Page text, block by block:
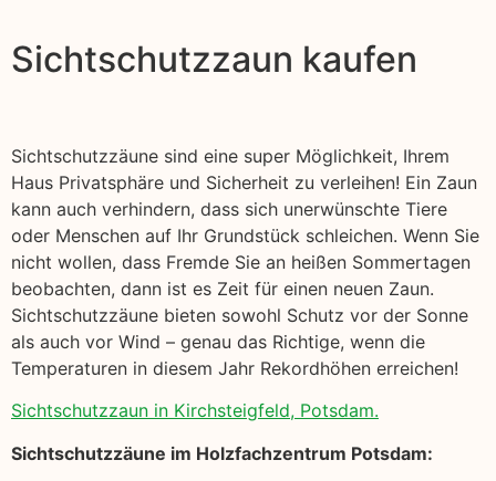
Sichtschutzzaun kaufen
Sichtschutzzäune sind eine super Möglichkeit, Ihrem
Haus Privatsphäre und Sicherheit zu verleihen! Ein Zaun
kann auch verhindern, dass sich unerwünschte Tiere
oder Menschen auf Ihr Grundstück schleichen. Wenn Sie
nicht wollen, dass Fremde Sie an heißen Sommertagen
beobachten, dann ist es Zeit für einen neuen Zaun.
Sichtschutzzäune bieten sowohl Schutz vor der Sonne
als auch vor Wind – genau das Richtige, wenn die
Temperaturen in diesem Jahr Rekordhöhen erreichen!
Sichtschutzzaun in Kirchsteigfeld, Potsdam.
Sichtschutzzäune im Holzfachzentrum Potsdam: